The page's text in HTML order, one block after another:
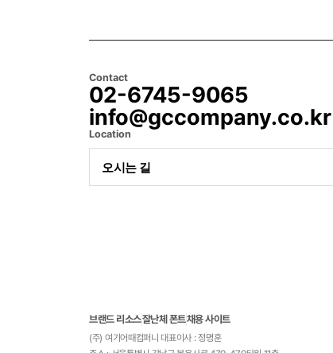
Contact
02-6745-9065
info@gccompany.co.kr
Location
오시는 길
브랜드 리소스잘난체 폰트채용 사이트
(주) 여기어때컴퍼니 대표이사 : 정명훈